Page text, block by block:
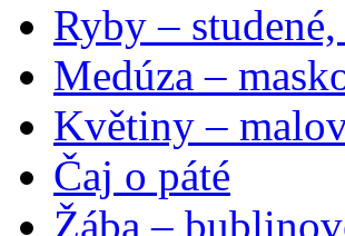
Ryby –
Medúza –
Květiny –
Čaj o páté
Žába –